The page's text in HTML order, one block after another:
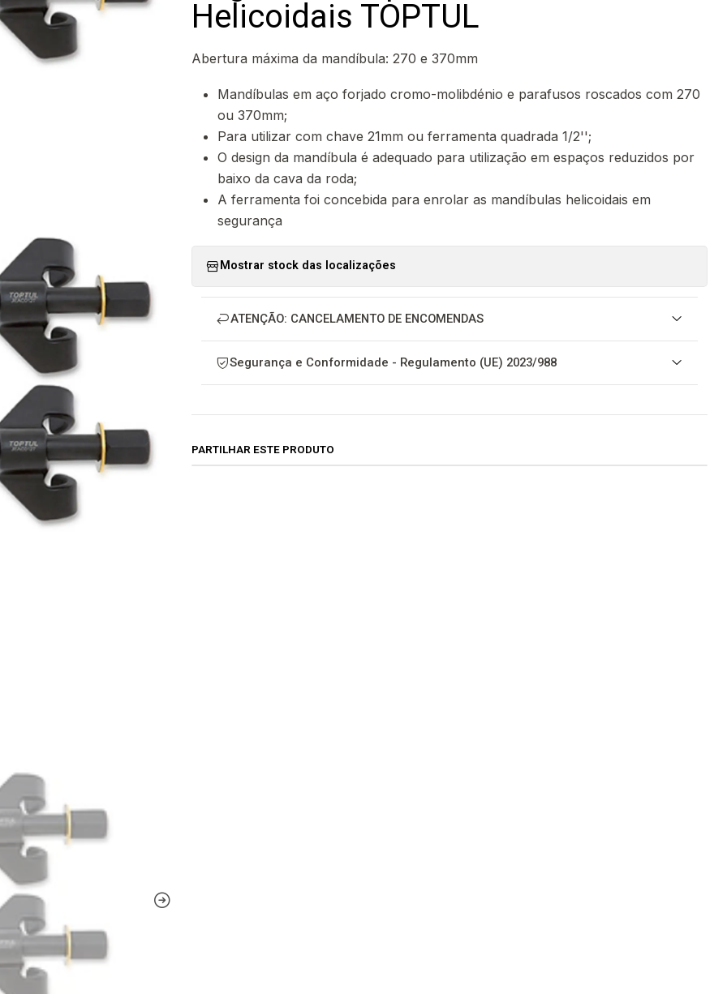
Helicoidais TOPTUL
Abertura máxima da mandíbula: 270 e 370mm
Mandíbulas em aço forjado cromo-molibdénio e parafusos roscados com 270
ou 370mm;
Para utilizar com chave 21mm ou ferramenta quadrada 1/2'';
O design da mandíbula é adequado para utilização em espaços reduzidos por
baixo da cava da roda;
A ferramenta foi concebida para enrolar as mandíbulas helicoidais em
segurança
Mostrar stock das localizações
ATENÇÃO: CANCELAMENTO DE ENCOMENDAS
Segurança e Conformidade - Regulamento (UE) 2023/988
PARTILHAR ESTE PRODUTO